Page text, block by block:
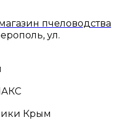
пчеловодства
ул.
Крым